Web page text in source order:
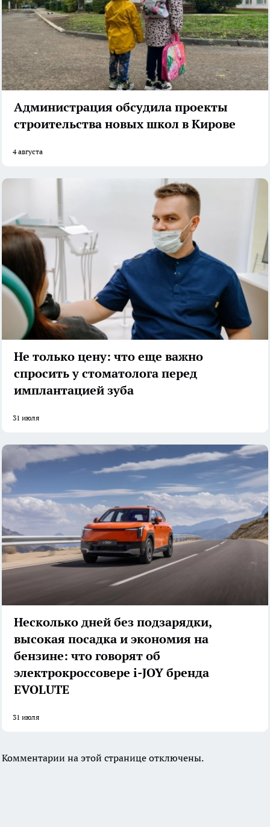
Администрация обсудила проекты
строительства новых школ в Кирове
4 августа
Не только цену: что еще важно
спросить у стоматолога перед
имплантацией зуба
31 июля
Несколько дней без подзарядки,
высокая посадка и экономия на
бензине: что говорят об
электрокроссовере i-JOY бренда
EVOLUTE
31 июля
Комментарии на этой странице отключены.